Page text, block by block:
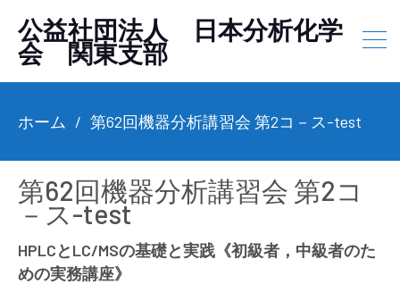
公益社団法人 日本分析化学
会 関東支部
ホーム 第62回機器分析講習会 第2コ－ス-test
第62回機器分析講習会 第2コ
－ス-test
HPLCとLC/MSの基礎と実践《初級者，中級者のた
めの実務講座》